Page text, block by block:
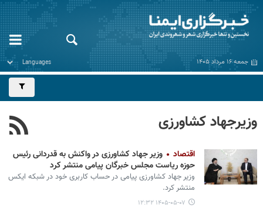
جمعه ۱۶ مرداد ۱۴۰۵
وزیرجهاد کشاورزی
اقتصاد
وزیر جهاد کشاورزی در واکنش به قدردانی رئیس
حوزه ریاست مجلس خبرگان پیامی منتشر کرد
وزیر جهاد کشاورزی پیامی در حساب کاربری خود در شبکه ایکس
منتشر کرد.
۱۴۰۵-۰۵-۰۷ ۱۲:۳۲